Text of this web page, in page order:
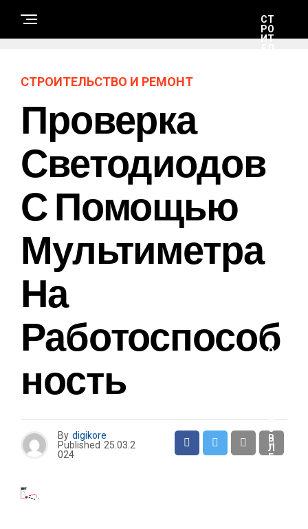
СТ
РО
ИТ
О
А
З
В
Л
Е
СТРОИТЕЛЬСТВО И РЕМОНТ
Проверка
Светодиодов
С Помощью
Мультиметра
На
Работоспособ
Ность
By digikore
Published 25.03.2
024